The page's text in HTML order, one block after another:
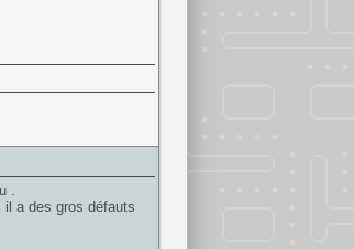
.
a des gros défauts